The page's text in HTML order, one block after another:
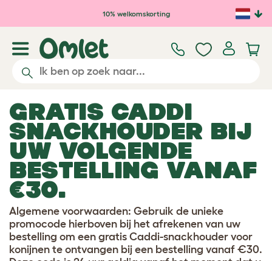
Ga naar de hoofdinhoud
10% welkomskorting
GRATIS CADDI
SNACKHOUDER BIJ
UW VOLGENDE
BESTELLING VANAF
€30.
Algemene voorwaarden: Gebruik de unieke
promocode hierboven bij het afrekenen van uw
bestelling om een gratis Caddi-snackhouder voor
konijnen te ontvangen bij een bestelling vanaf €30.